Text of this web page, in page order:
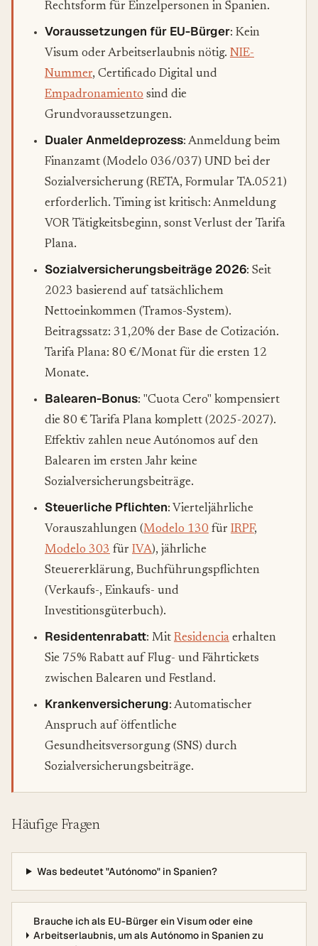
Rechtsform für Einzelpersonen in Spanien.
Voraussetzungen für EU-Bürger: Kein
Visum oder Arbeitserlaubnis nötig. NIE-
Nummer, Certificado Digital und
Empadronamiento sind die
Grundvoraussetzungen.
Dualer Anmeldeprozess: Anmeldung beim
Finanzamt (Modelo 036/037) UND bei der
Sozialversicherung (RETA, Formular TA.0521)
erforderlich. Timing ist kritisch: Anmeldung
VOR Tätigkeitsbeginn, sonst Verlust der Tarifa
Plana.
Sozialversicherungsbeiträge 2026: Seit
2023 basierend auf tatsächlichem
Nettoeinkommen (Tramos-System).
Beitragssatz: 31,20% der Base de Cotización.
Tarifa Plana: 80 €/Monat für die ersten 12
Monate.
Balearen-Bonus: "Cuota Cero" kompensiert
die 80 € Tarifa Plana komplett (2025-2027).
Effektiv zahlen neue Autónomos auf den
Balearen im ersten Jahr keine
Sozialversicherungsbeiträge.
Steuerliche Pflichten: Vierteljährliche
Vorauszahlungen (Modelo 130 für IRPF,
Modelo 303 für IVA), jährliche
Steuererklärung, Buchführungspflichten
(Verkaufs-, Einkaufs- und
Investitionsgüterbuch).
Residentenrabatt: Mit Residencia erhalten
Sie 75% Rabatt auf Flug- und Fährtickets
zwischen Balearen und Festland.
Krankenversicherung: Automatischer
Anspruch auf öffentliche
Gesundheitsversorgung (SNS) durch
Sozialversicherungsbeiträge.
Häufige Fragen
Was bedeutet "Autónomo" in Spanien?
Brauche ich als EU-Bürger ein Visum oder eine
Arbeitserlaubnis, um als Autónomo in Spanien zu